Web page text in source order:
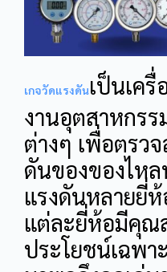
เกจวัดแรงดันเป็นเค
งานอุตสาหกร
ต่างๆ เพื่อตรว
ดันของของไห
แรงดันหลายยี่
แต่ละยี่ห้อมีคุ
ประโยชน์เฉพา